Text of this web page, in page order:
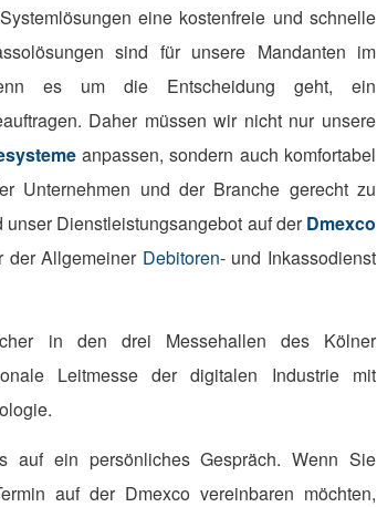
eine kostenfreie und schnelle
sind für unsere Mandanten im
es um die Entscheidung geht, ein
Daher müssen wir nicht nur unsere
anpassen, sondern auch komfortabel
Unternehmen und der Branche gerecht zu
Dienstleistungsangebot auf derDmexco
der Allgemeiner Debitoren- und Inkassodienst
in den drei Messehallen des Kölner
Leitmesse der digitalen Industrie mit
ein persönliches Gespräch. Wenn Sie
auf der Dmexco vereinbaren möchten,